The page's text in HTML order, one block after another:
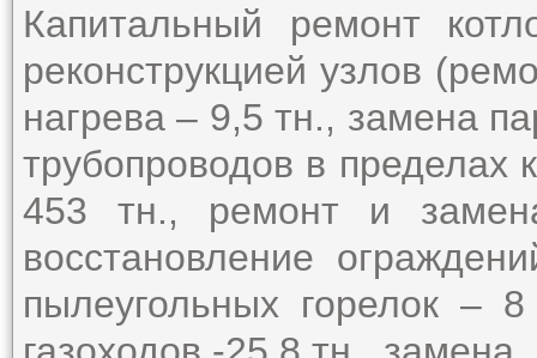
Капитальный ремонт
реконструкцией узлов
нагрева – 9,5 тн., замена
трубопроводов в пределах
453 тн., ремонт и
восстановление
пылеугольных горелок –